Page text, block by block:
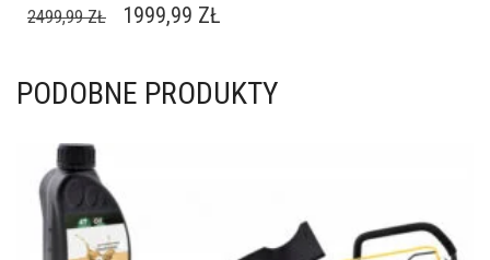
2499,99ZŁ
PIERWOTNA
WYNOSIŁA:
2499,99 ZŁ.
1999,99 ZŁ
WYNOSI:
1999,99 ZŁ.
PODOBNE PRODUKTY